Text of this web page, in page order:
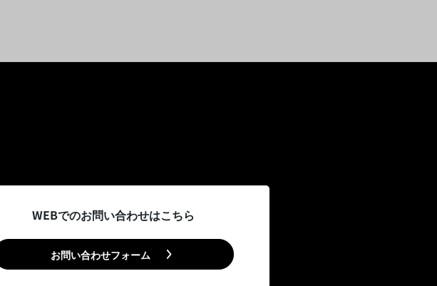
WEBでのお問い合わせはこちら
お問い合わせフォーム